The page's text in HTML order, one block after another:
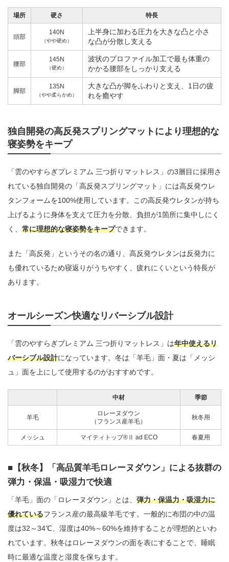
場所 硬さ 特長
頭部
140N
（やや硬め）
上半身に加わる圧力を大きな凸と小さ
な凸が分散し支える
腰部
145N
（硬め）
波状のプロファイル加工で最も体重の
かかる腰部をしっかり支える
脚部
135N
（やや柔らかめ）
大きな凸が脚をふわりと支え、1日の疲
れを癒やす
独自開発の高反発スプリングマットにより理想的な
寝姿勢をキープ
「雲のやすらぎプレミアム 三つ折りマットレス」の3層目に採用さ
れている独自開発の「高反発スプリングマット」には高反発ウレ
タンフォームを100%使用しています。この高反発ウレタンが持ち
上げるように身体を支えて圧力を分散、負担が1箇所に集中しにく
く、 常に理想的な寝姿勢をキープできます。
また「高反発」というその名の通り、高反発ウレタンは反発力に
も優れているため寝返りがうちやすく、疲れにくいという特長が
あります。
オールシーズン快適なリバーシブル設計
「雲のやすらぎプレミアム 三つ折りマットレス」は年中使えるリ
バーシブル設計になっています。冬は「羊毛」面・夏は「メッシ
ュ」面を上にして使用するのがおすすめです。
中材 季節
羊毛
ロレーヌダウン
（フランス産羊毛）
秋冬用
メッシュ マイティトップ®Ⅱ ad ECO 春夏用
【秋冬】「高品質羊毛ロレーヌダウン」による抜群の
弾力・保温・吸湿力で快適
「羊毛」面の「ロレーヌダウン」とは、 弾力・保温力・吸湿力に
優れているフランス産の最高級羊毛です。一般的に布団の中の温
度は32～34℃、湿度は40%～60%を維持することが理想的といわ
れています。秋冬はロレーヌダウンの面を表にすることで、睡眠
時に最適な温度と湿度を保ちます。